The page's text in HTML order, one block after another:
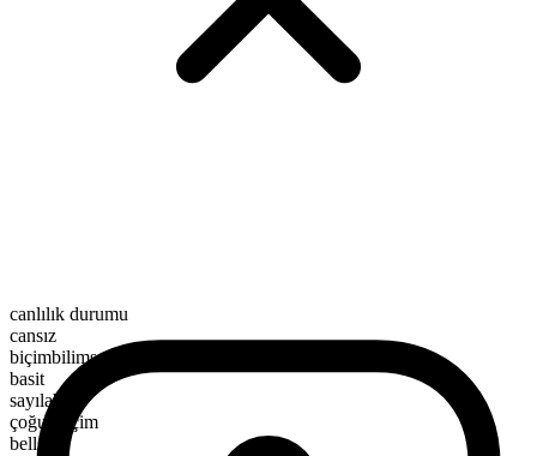
canlılık durumu
cansız
biçimbilimsel yapı
basit
sayılabilir
çoğul biçim
bells